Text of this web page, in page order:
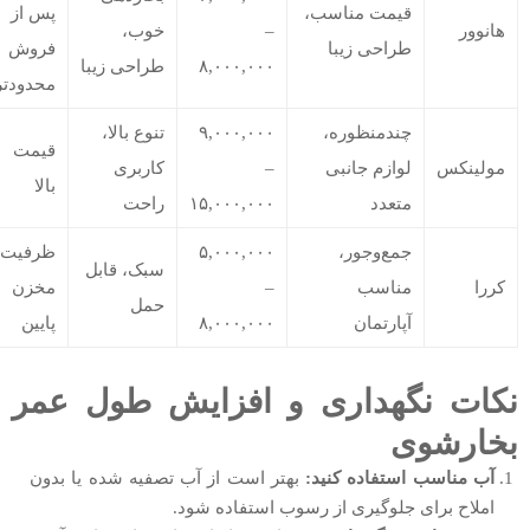
هانوور
قیمت مناسب،
طراحی زیبا
–
۸,۰۰۰,۰۰۰
خوب،
طراحی زیبا
پس از
فروش
مولینکس
چندمنظوره،
لوازم جانبی
متعدد
۹,۰۰۰,۰۰۰
–
۱۵,۰۰۰,۰۰۰
تنوع بالا،
کاربری
راحت
قیمت
بالا
کررا
جمع‌وجور،
مناسب
آپارتمان
۵,۰۰۰,۰۰۰
–
۸,۰۰۰,۰۰۰
سبک، قابل
حمل
ظرفیت
مخزن
پایین
نکات نگهداری و افزایش طول عمر
بخارشوی
آب مناسب استفاده کنید: بهتر است از آب تصفیه شده یا بدون
املاح برای جلوگیری از رسوب استفاده شود.